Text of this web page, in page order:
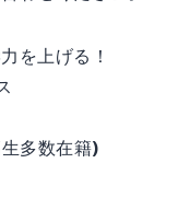
を上げる！
多数在籍)